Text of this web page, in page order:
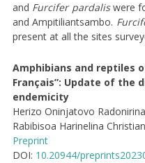
and Furcifer pardaliswere
and Ampitiliantsambo.
present at all the sites
Amphibians and reptiles
Français”: Update of the
endemicity
Herizo Oninjatovo
Rabibisoa Harinelina
Preprint
DOI: 10.20944/